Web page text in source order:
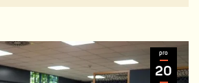
pro
20